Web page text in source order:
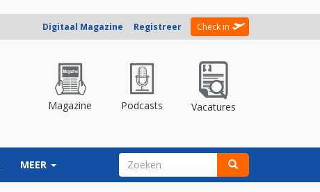
Digitaal Magazine Registreer Check in
Magazine Podcasts Vacatures
MEER ZOEKVELD